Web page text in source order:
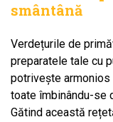
smântână
Verdețurile de
preparatele tale cu
potrivește armonios
toate îmbinându-se
Gătind această